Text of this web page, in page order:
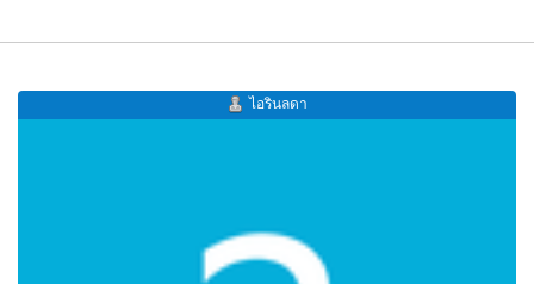
ไอรินลดา